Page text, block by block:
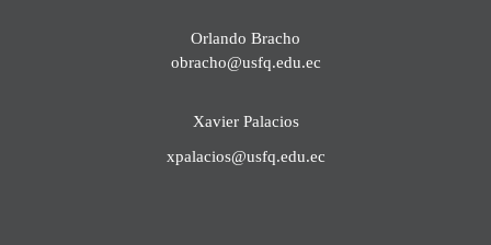
Orlando Bracho
obracho@usfq.edu.ec
Xavier Palacios
xpalacios@usfq.edu.ec